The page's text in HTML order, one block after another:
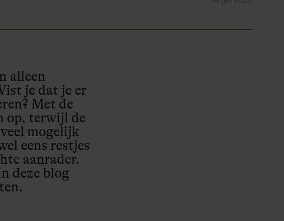
alleen
je dat je er
Met de
op, terwijl de
mogelijk
eens restjes
aanrader.
deze blog